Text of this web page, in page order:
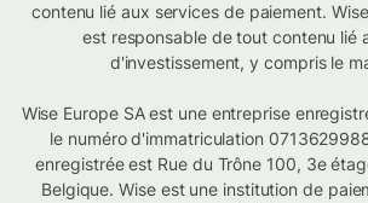
contenu lié aux services de paiement.
est responsable de tout contenu lié
d'investissement, y compris le
Wise Europe SA est une entreprise
le numéro d'immatriculation
enregistrée est Rue du Trône 100, 3e
Belgique. Wise est une institution de